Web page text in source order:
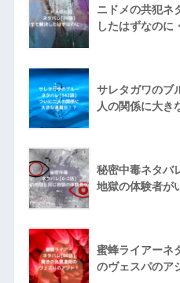
ニドメの共犯ネ
したはずなのに
サレタガワのブ
人の関係に大き
秘密中毒ネタバ
地獄の体験者が
蜜蜂ライアーネ
のヴェスパのア